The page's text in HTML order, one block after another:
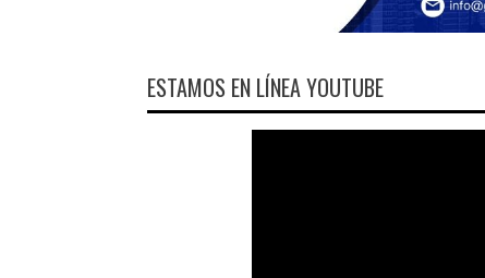
ESTAMOS EN LÍNEA YOUTUBE